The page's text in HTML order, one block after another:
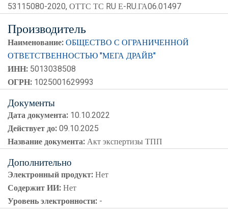
53115080-2020, ОТТС ТС RU Е-RU.ГА06.01497
Производитель
Наименование:ОБЩЕСТВО С ОГРАНИЧЕННОЙ
ОТВЕТСТВЕННОСТЬЮ "МЕГА ДРАЙВ"
ИНН: 5013038508
ОГРН: 1025001629993
Документы
Дата документа: 10.10.2022
Действует до:09.10.2025
Название документа:Акт экспертизы ТПП
Дополнительно
Электронный продукт:Нет
Содержит ИИ:Нет
Уровень электронности: -